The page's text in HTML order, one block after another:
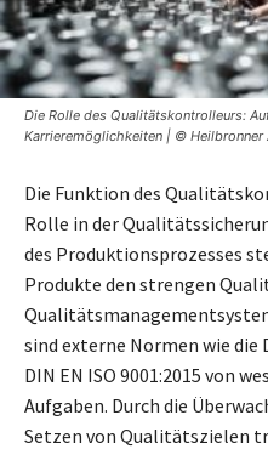
Die Rolle des Qualitätskontrolleurs:
Karrieremöglichkeiten | © Heilbronner
Die Funktion des
Rolle in der
des Produktionsprozesses
Produkte den strengen
sind externe Normen wie die
DIN EN ISO 9001:2015 von
Aufgaben. Durch die
Setzen von Qualitätszielen